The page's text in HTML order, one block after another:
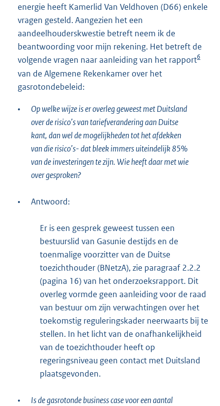
energie heeft Kamerlid Van Veldhoven (D66) enkele
vragen gesteld. Aangezien het een
aandeelhouderskwestie betreft neem ik de
beantwoording voor mijn rekening. Het betreft de
volgende vragen naar aanleiding van het rapport6
van de Algemene Rekenkamer over het
gasrotondebeleid:
•
Op welke wijze is er overleg geweest met Duitsland
over de risico’s van tariefverandering aan Duitse
kant, dan wel de mogelijkheden tot het afdekken
van die risico’s- dat bleek immers uiteindelijk 85%
van de investeringen te zijn. Wie heeft daar met wie
over gesproken?
• Antwoord:
Er is een gesprek geweest tussen een
bestuurslid van Gasunie destijds en de
toenmalige voorzitter van de Duitse
toezichthouder (BNetzA), zie paragraaf 2.2.2
(pagina 16) van het onderzoeksrapport. Dit
overleg vormde geen aanleiding voor de raad
van bestuur om zijn verwachtingen over het
toekomstig reguleringskader neerwaarts bij te
stellen. In het licht van de onafhankelijkheid
van de toezichthouder heeft op
regeringsniveau geen contact met Duitsland
plaatsgevonden.
•
Is de gasrotonde business case voor een aantal